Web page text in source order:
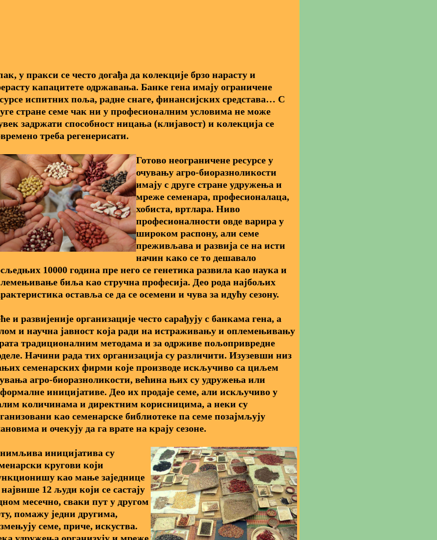
у пракси се често догађа да колекције брзо нарасту и
капацитете одржавања. Банке гена имају ограничене
испитних поља, радне снаге, финансијских средстава… С
стране семе чак ни у професионалним условима не може
задржати способност ницања (клијавост) и колекција се
треба регенерисати.
Готово неограничене ресурсе у
очувању агро-биоразноликости
имају с друге стране удружења и
мреже семенара, професионалаца,
хобиста, вртлара. Ниво
професионалности овде варира у
широком распону, али семе
преживљава и развија се на исти
начин како се то дешавало
10000 година пре него се генетика развила као наука и
биља као стручна професија. Део рода најбољих
оставља се да се осемени и чува за идућу сезону.
и развијеније организације често сарађују с банкама гена, а
и научна јавност која ради на истраживању и оплемењивању
традиционалним методама и за одрживе пољопривредне
Начини рада тих организација су различити. Изузевши низ
семенарских фирми које производе искључиво са циљем
агро-биоразноликости, већина њих су удружења или
иницијативе. Део их продаје семе, али искључиво у
количинама и директним корисницима, а неки су
као семенарске библиотеке па семе позајмљују
и очекују да га врате на крају сезоне.
иницијатива су
кругови који
као мање заједнице
највише 12 људи који се састају
месечно, сваки пут у другом
помажу једни другима,
семе, приче, искуства.